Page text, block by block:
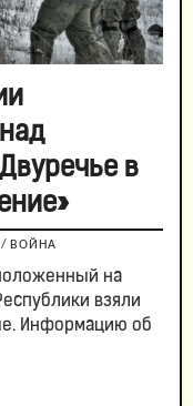
в
/ ВОЙНА
на
взяли
Информацию об